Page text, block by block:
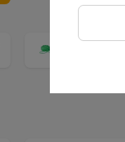
Най-